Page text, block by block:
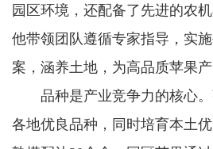
园区环境，还配备了先进的农
他带领团队遵循专家指导，实
案，涵养土地，为高品质苹果产
品种是产业竞争力的核心
各地优良品种，同时培育本土